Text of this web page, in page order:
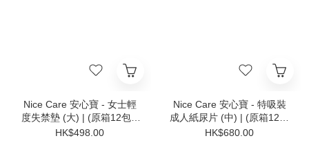
Nice Care 安心寶 - 女士輕
度失禁墊 (大) | (原箱12包 x
20片)
HK$498.00
Nice Care 安心寶 - 特吸裝
成人紙尿片 (中) | (原箱12包
x 10片)
HK$680.00